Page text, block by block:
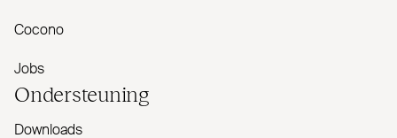
Cocono
Jobs
Onder­steuning
Downloads